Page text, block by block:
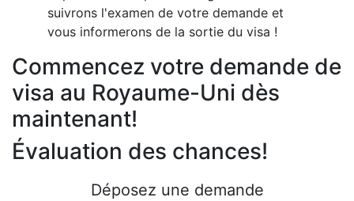
suivrons l'examen de votre demande et
vous informerons de la sortie du visa !
Commencez votre demande de
visa au Royaume-Uni dès
maintenant!
Évaluation des chances!
Déposez une demande